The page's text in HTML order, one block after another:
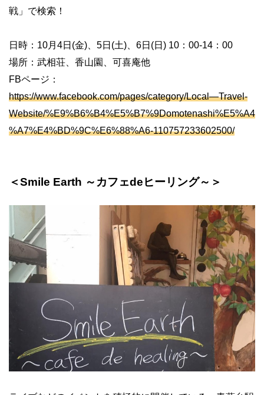
戦」で検索！
日時：10月4日(金)、5日(土)、6日(日) 10：00-14：00
場所：武相荘、香山園、可喜庵他
FBページ：
https://www.facebook.com/pages/category/Local—Travel-
Website/%E9%B6%B4%E5%B7%9Domotenashi%E5%A4
%A7%E4%BD%9C%E6%88%A6-110757233602500/
＜Smile Earth ～カフェdeヒーリング～＞